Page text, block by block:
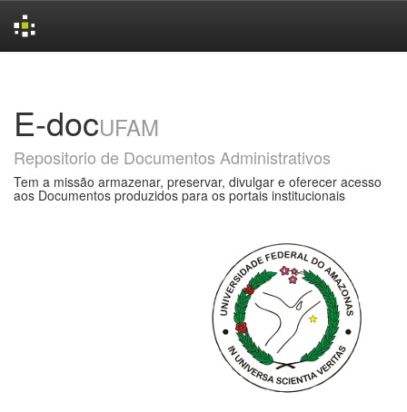
E-docUFAM
Repositorio de Documentos Administrativos
Tem a missão armazenar, preservar, divulgar e oferecer acesso
aos Documentos produzidos para os portais institucionais